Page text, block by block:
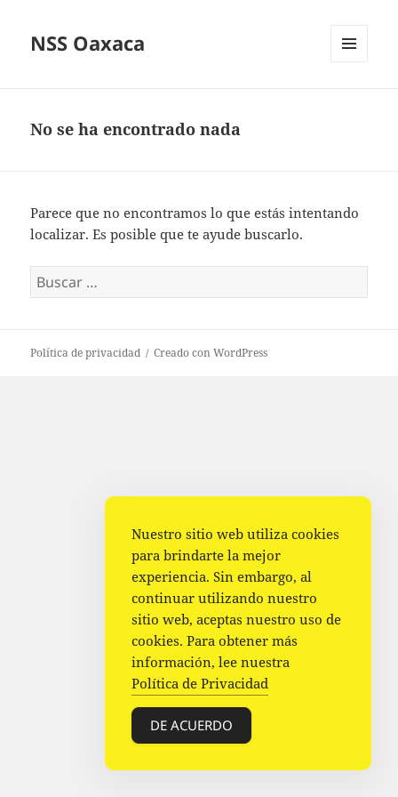
NSS Oaxaca
No se ha encontrado nada
Parece que no encontramos lo que estás intentando
localizar. Es posible que te ayude buscarlo.
Buscar:
Política de privacidad Creado con WordPress
Nuestro sitio web utiliza cookies
para brindarte la mejor
experiencia. Sin embargo, al
continuar utilizando nuestro
sitio web, aceptas nuestro uso de
cookies. Para obtener más
información, lee nuestra
Política de Privacidad
DE ACUERDO